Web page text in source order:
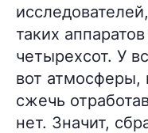
таких
четырехсот. У
вот
сжечь
нет. Значит,